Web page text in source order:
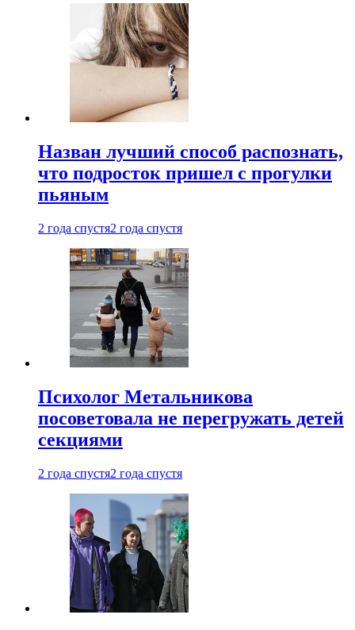
Назван лучший способ распознать,
что подросток пришел с прогулки
пьяным
2 года спустя2 года спустя
Психолог Метальникова
посоветовала не перегружать детей
секциями
2 года спустя2 года спустя